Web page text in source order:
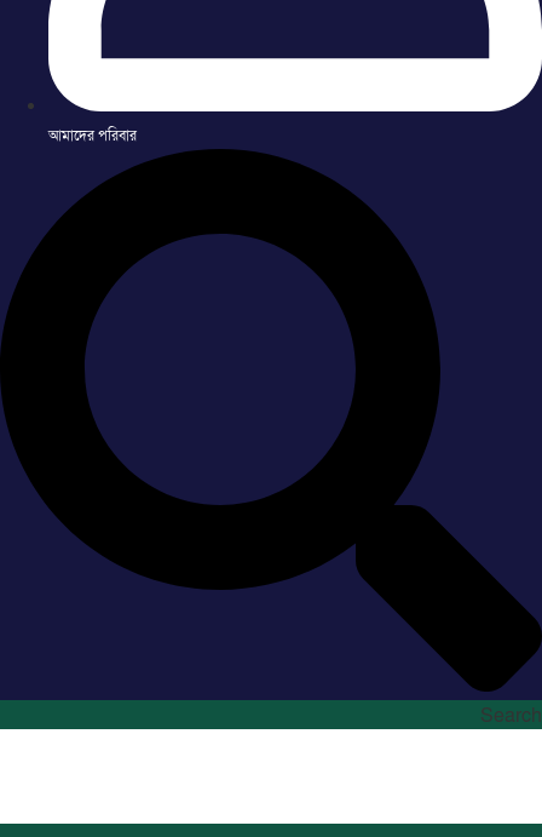
আমাদের পরিবার
Search